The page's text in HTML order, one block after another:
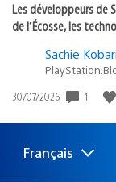
Les développeurs de
de l’Écosse, les
Sachie Kobari
Date
publication
30/07/2026 1
Choisir
une
Région
actuelle
Français